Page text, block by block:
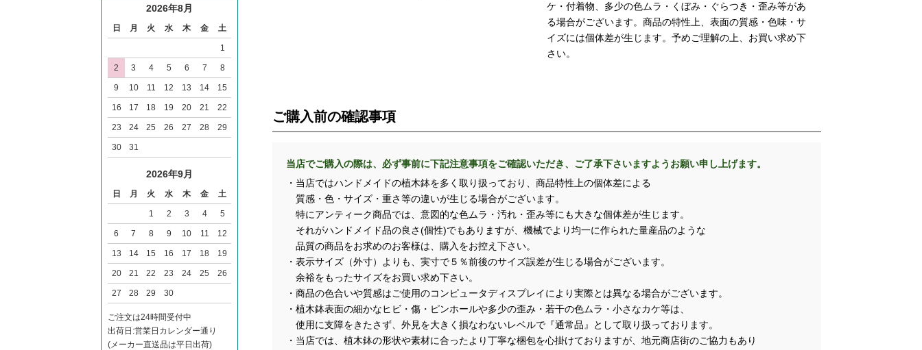
2026年8月
日 月 火 水 木 金 土
1
2 3 4 5 6 7 8
9 10 11 12 13 14 15
16 17 18 19 20 21 22
23 24 25 26 27 28 29
30 31
2026年9月
日 月 火 水 木 金 土
1 2 3 4 5
6 7 8 9 10 11 12
13 14 15 16 17 18 19
20 21 22 23 24 25 26
27 28 29 30
ご注文は24時間受付中
出荷日:営業日カレンダー通り
(メーカー直送品は平日出荷)
ケ・付着物、多少の色ムラ・くぼみ・ぐらつき・歪み等があ
る場合がございます。商品の特性上、表面の質感・色味・サ
イズには個体差が生じます。予めご理解の上、お買い求め下
さい。
ご購入前の確認事項
当店でご購入の際は、必ず事前に下記注意事項をご確認いただき、ご了承下さいますようお願い申し上げます。
・当店ではハンドメイドの植木鉢を多く取り扱っており、商品特性上の個体差による
質感・色・サイズ・重さ等の違いが生じる場合がございます。
特にアンティーク商品では、意図的な色ムラ・汚れ・歪み等にも大きな個体差が生じます。
それがハンドメイド品の良さ(個性)でもありますが、機械でより均一に作られた量産品のような
品質の商品をお求めのお客様は、購入をお控え下さい。
・表示サイズ（外寸）よりも、実寸で５％前後のサイズ誤差が生じる場合がございます。
余裕をもったサイズをお買い求め下さい。
・商品の色合いや質感はご使用のコンピュータディスプレイにより実際とは異なる場合がございます。
・植木鉢表面の細かなヒビ・傷・ピンホールや多少の歪み・若干の色ムラ・小さなカケ等は、
使用に支障をきたさず、外見を大きく損なわないレベルで『通常品』として取り扱っております。
・当店では、植木鉢の形状や素材に合ったより丁寧な梱包を心掛けておりますが、地元商店街のご協力もあり